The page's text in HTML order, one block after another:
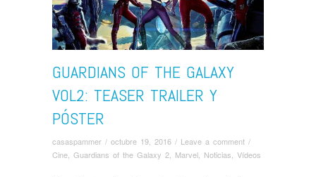
GUARDIANS OF THE GALAXY
VOL2: TEASER TRAILER Y
PÓSTER
casaspammer / octubre 19, 2016 / Leave a comment /
Cine Guardians of the Galaxy 2 Marvel Noticias Ví­deos